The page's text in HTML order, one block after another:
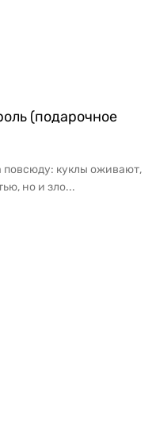
(подарочное
повсюду: куклы оживают,
но и зло...